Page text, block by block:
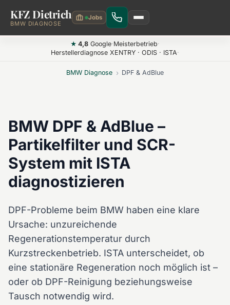
Zum Hauptinhalt springen
KFZ Dietrich
BMW DIAGNOSE
★ 4,8Google·Meisterbetrieb·
Herstellerdiagnose XENTRY · ODIS · ISTA·
BMW Diagnose › DPF & AdBlue
BMW DPF & AdBlue –
Partikelfilter und SCR-
System mit ISTA
diagnostizieren
DPF-Probleme beim BMW haben eine klare
Ursache: unzureichende
Regenerationstemperatur durch
Kurzstreckenbetrieb. ISTA unterscheidet, ob
eine stationäre Regeneration noch möglich ist –
oder ob DPF-Reinigung beziehungsweise
Tausch notwendig wird.